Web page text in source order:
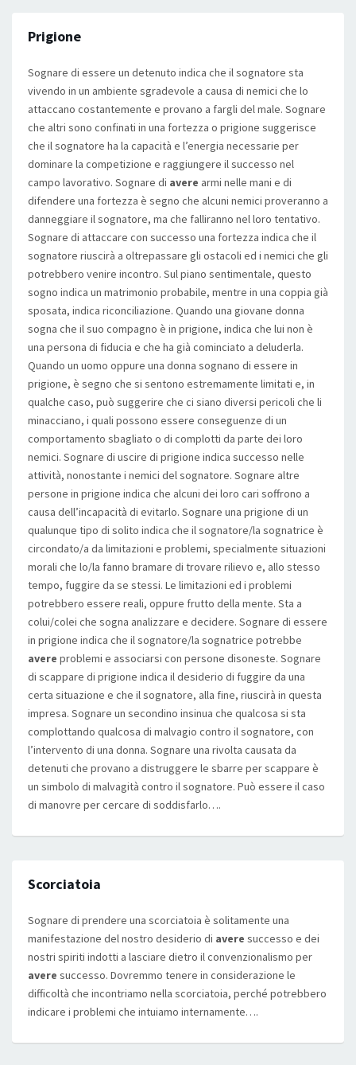
Prigione
Sognare di essere un detenuto indica che il sognatore sta
vivendo in un ambiente sgradevole a causa di nemici che lo
attaccano costantemente e provano a fargli del male. Sognare
che altri sono confinati in una fortezza o prigione suggerisce
che il sognatore ha la capacità e l’energia necessarie per
dominare la competizione e raggiungere il successo nel
campo lavorativo. Sognare di avere armi nelle mani e di
difendere una fortezza è segno che alcuni nemici proveranno a
danneggiare il sognatore, ma che falliranno nel loro tentativo.
Sognare di attaccare con successo una fortezza indica che il
sognatore riuscirà a oltrepassare gli ostacoli ed i nemici che gli
potrebbero venire incontro. Sul piano sentimentale, questo
sogno indica un matrimonio probabile, mentre in una coppia già
sposata, indica riconciliazione. Quando una giovane donna
sogna che il suo compagno è in prigione, indica che lui non è
una persona di fiducia e che ha già cominciato a deluderla.
Quando un uomo oppure una donna sognano di essere in
prigione, è segno che si sentono estremamente limitati e, in
qualche caso, può suggerire che ci siano diversi pericoli che li
minacciano, i quali possono essere conseguenze di un
comportamento sbagliato o di complotti da parte dei loro
nemici. Sognare di uscire di prigione indica successo nelle
attività, nonostante i nemici del sognatore. Sognare altre
persone in prigione indica che alcuni dei loro cari soffrono a
causa dell’incapacità di evitarlo. Sognare una prigione di un
qualunque tipo di solito indica che il sognatore/la sognatrice è
circondato/a da limitazioni e problemi, specialmente situazioni
morali che lo/la fanno bramare di trovare rilievo e, allo stesso
tempo, fuggire da se stessi. Le limitazioni ed i problemi
potrebbero essere reali, oppure frutto della mente. Sta a
colui/colei che sogna analizzare e decidere. Sognare di essere
in prigione indica che il sognatore/la sognatrice potrebbe
avere problemi e associarsi con persone disoneste. Sognare
di scappare di prigione indica il desiderio di fuggire da una
certa situazione e che il sognatore, alla fine, riuscirà in questa
impresa. Sognare un secondino insinua che qualcosa si sta
complottando qualcosa di malvagio contro il sognatore, con
l’intervento di una donna. Sognare una rivolta causata da
detenuti che provano a distruggere le sbarre per scappare è
un simbolo di malvagità contro il sognatore. Può essere il caso
di manovre per cercare di soddisfarlo….
Scorciatoia
Sognare di prendere una scorciatoia è solitamente una
manifestazione del nostro desiderio di avere successo e dei
nostri spiriti indotti a lasciare dietro il convenzionalismo per
avere successo. Dovremmo tenere in considerazione le
difficoltà che incontriamo nella scorciatoia, perché potrebbero
indicare i problemi che intuiamo internamente….